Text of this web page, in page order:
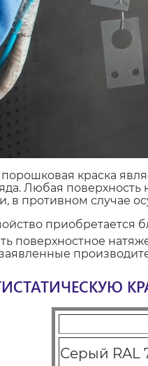
порошковая краска
Любая
в противном случае
приобретается
поверхностное
Серый RAL